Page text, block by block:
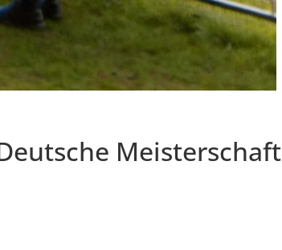
Meisterschaft